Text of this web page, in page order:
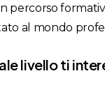
percorso
al mondo
livello ti